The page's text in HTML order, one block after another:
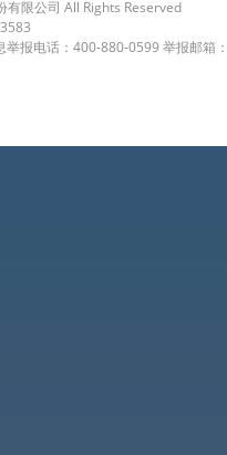
限公司 All Rights Reserved
报电话：400-880-0599 举报邮箱